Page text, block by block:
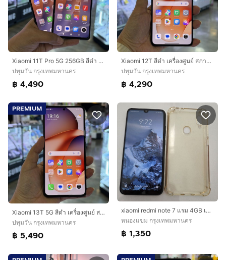
Xiaomi 11T Pro 5G 256GB สีดำ เครื่องศูนย์ สภาพสวยมากๆ จอ6.67นิ้ว แรม8รอม256 Sanp888 กล้อง108ล้าน(3ตัว)🔥🔥
ปทุมวัน กรุงเทพมหานคร
฿ 4,490
Xiaomi 12T สีดำ เครื่องศูนย์ สภาพสวย จอ6.7นิ้ว แรม8รอม256 กล้อง108ล้าน(3ตัว)🥰🥰
ปทุมวัน กรุงเทพมหานคร
฿ 4,290
PREMIUM
Xiaomi 13T 5G สีดำ เครื่องศูนย์ สภาพสวยมากๆ จอ6.67นิ้ว แรม12รอม256 Dimensity8200 กล้อง50ล้าน(3ตัว)🔥🔥
ปทุมวัน กรุงเทพมหานคร
฿ 5,490
xiaomi redmi note 7 แรม 4GB เมม 128GB
หนองแขม กรุงเทพมหานคร
฿ 1,350